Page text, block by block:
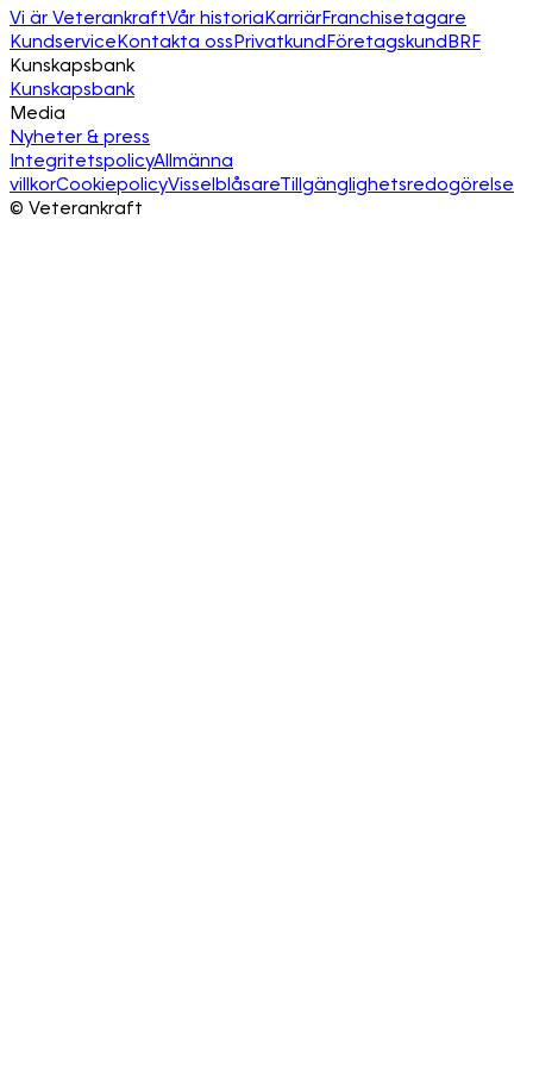
Vi är VeterankraftVår historiaKarriärFranchisetagare
KundserviceKontakta ossPrivatkundFöretagskundBRF
Kunskapsbank
Kunskapsbank
Media
Nyheter & press
IntegritetspolicyAllmänna
villkorCookiepolicyVisselblåsareTillgänglighetsredogörelse
© Veterankraft